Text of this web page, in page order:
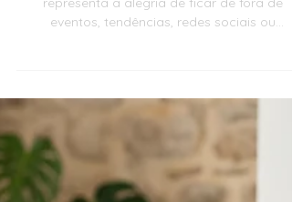
Tendência do JOMO: viver
representa a alegria de ficar de fora de
eventos, tendências, redes sociais ou
obrigações que não fazem sentido para a
real da família. Ao contrário do FOMO, que
nasce do medo de perder algo, o JOMO
promove escolhas conscientes, descanso,